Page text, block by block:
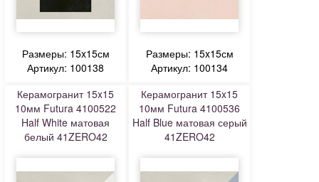
Размеры: 15x15см
Артикул: 100138
Размеры: 15x15см
Артикул: 100134
Керамогранит 15x15
10мм Futura 4100522
Half White матовая
белый 41ZERO42
Керамогранит 15x15
10мм Futura 4100536
Half Blue матовая серый
41ZERO42